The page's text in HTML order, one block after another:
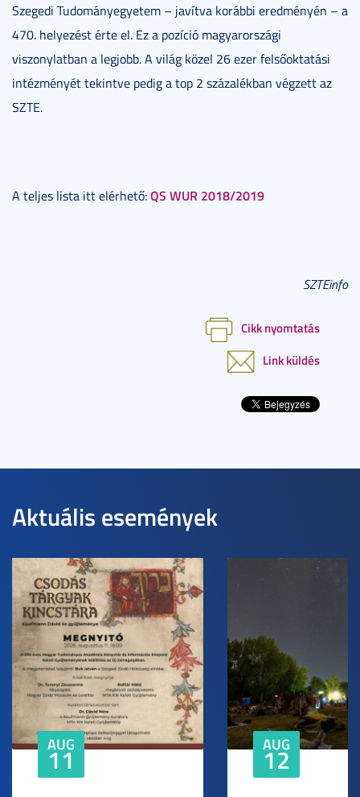
Szegedi Tudományegyetem – javítva korábbi eredményén – a
470. helyezést érte el. Ez a pozíció magyarországi
viszonylatban a legjobb. A világ közel 26 ezer felsőoktatási
intézményét tekintve pedig a top 2 százalékban végzett az
SZTE.
A teljes lista itt elérhető:QS WUR 2018/2019
SZTEinfo
Cikk nyomtatás
Link küldés
Aktuális események
AUG
11 AUG
12